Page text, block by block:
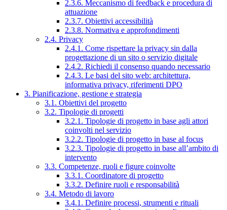
2.3.6. Meccanismo di feedback e procedura di
attuazione
2.3.7. Obiettivi accessibilità
2.3.8. Normativa e approfondimenti
2.4. Privacy
2.4.1. Come rispettare la privacy sin dalla
progettazione di un sito o servizio digitale
2.4.2. Richiedi il consenso quando necessario
2.4.3. Le basi del sito web: architettura,
informativa privacy, riferimenti DPO
3. Pianificazione, gestione e strategia
3.1. Obiettivi del progetto
3.2. Tipologie di progetti
3.2.1. Tipologie di progetto in base agli attori
coinvolti nel servizio
3.2.2. Tipologie di progetto in base al focus
3.2.3. Tipologie di progetto in base all’ambito di
intervento
3.3. Competenze, ruoli e figure coinvolte
3.3.1. Coordinatore di progetto
3.3.2. Definire ruoli e responsabilità
3.4. Metodo di lavoro
3.4.1. Definire processi, strumenti e rituali